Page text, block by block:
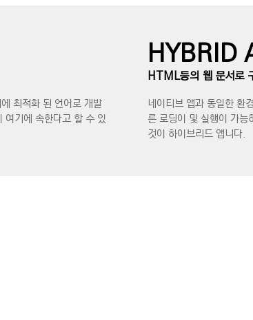
최적화 된 언어로 개발
여기에 속한다고 할 수 있
HYBRID
HTML등의 웹 문서로
네이티브 앱과 동일한 환
른 로딩이 및 실행이 가
것이 하이브리드 앱니다.